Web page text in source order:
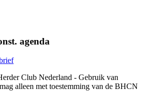
agenda
Club Nederland - Gebruik van
alleen met toestemming van de BHCN